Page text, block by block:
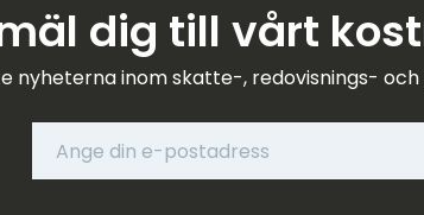
dig till vårt
nyheterna inom skatte-, redovisnings-